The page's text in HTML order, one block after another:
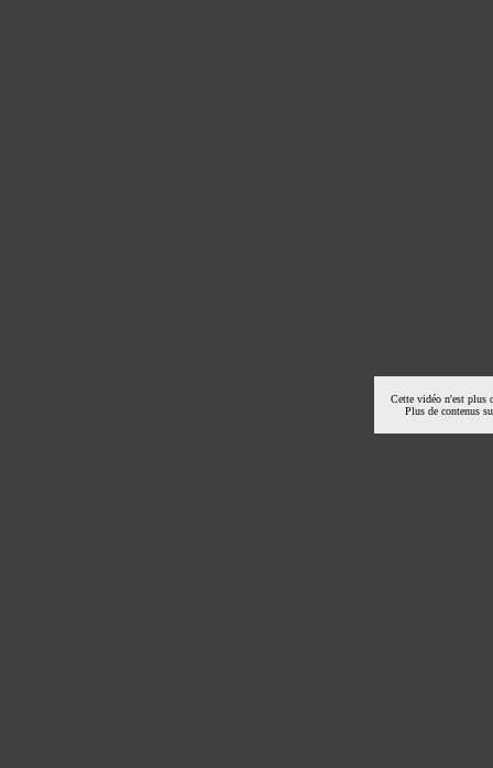
Cette vidéo n'est plus
Plus de contenus